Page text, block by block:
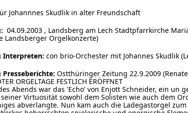
Johannnes Skudlik in alter Freundschaft
04.09.2003 , Landsberg am Lech Stadtpfarrkirche
Landsberger Orgelkonzerte)
Interpreten: con brio-Orchester mit Johannes Skudlik
Ostthüringer Zeitung 22.9.2009
ORGELTAGE FESTLICH ERÖFFNET
Abends war das 'Echo' von Enjott Schneider, ein un
Virtuosität sowohl dem Solisten wie auch dem
abverlangte. Nun kam auch die Ladegastorgel